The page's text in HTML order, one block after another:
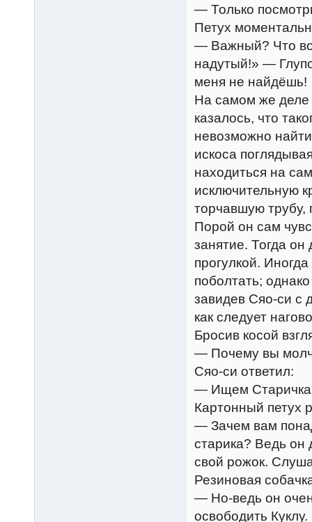
— Только
Петух
— Важный? Что во
надутый!» —
меня не найдёшь!
На самом же деле
казалось, что
невозможно
искоса
находиться на
исключительную
торчавшую трубу,
Порой он сам
занятие. Тогда
прогулкой.
поболтать;
завидев Сяо-си с
как следует
Бросив косой
— Почему вы
Сяо-си ответил:
— Ищем Старичка
Картонный петух
— Зачем вам
старика? Ведь он
свой рожок.
Резиновая
— Но-ведь он
освободить Куклу.